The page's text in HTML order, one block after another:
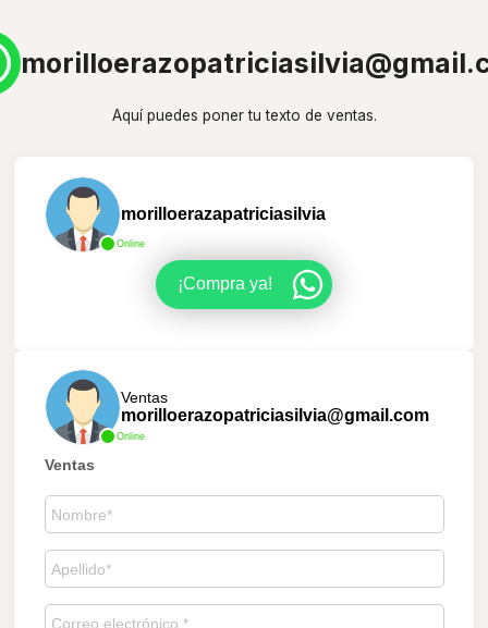
Aquí puedes poner tu texto de ventas.
Online
morilloerazapatriciasilvia
¡Compra ya!
Online
Ventas
morilloerazopatriciasilvia@gmail.com
Ventas